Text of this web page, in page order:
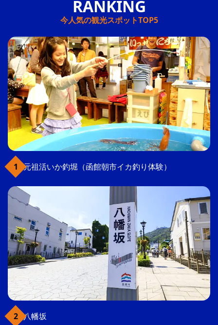
今人気の観光スポットTOP5
元祖活いか釣堀（函館朝市イカ釣り体験）
八幡坂